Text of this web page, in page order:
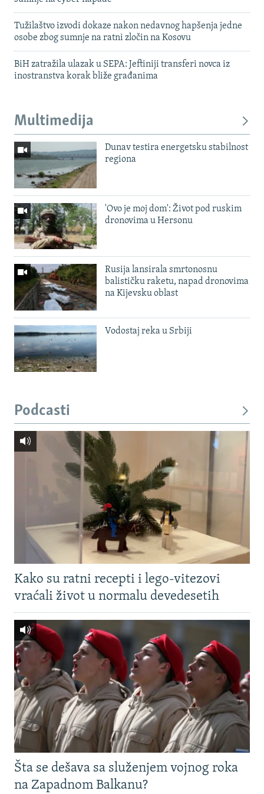
Tužilaštvo izvodi dokaze nakon nedavnog hapšenja jedne
osobe zbog sumnje na ratni zločin na Kosovu
BiH zatražila ulazak u SEPA: Jeftiniji transferi novca iz
inostranstva korak bliže građanima
Multimedija
Dunav testira energetsku stabilnost
regiona
'Ovo je moj dom': Život pod ruskim
dronovima u Hersonu
Rusija lansirala smrtonosnu
balističku raketu, napad dronovima
na Kijevsku oblast
Vodostaj reka u Srbiji
Podcasti
Kako su ratni recepti i lego-vitezovi
vraćali život u normalu devedesetih
Šta se dešava sa služenjem vojnog roka
na Zapadnom Balkanu?